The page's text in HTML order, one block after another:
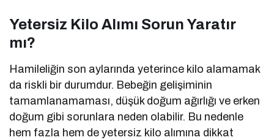
Yetersiz Kilo Alımı Sorun Yaratır
mı?
Hamileliğin son aylarında yeterince kilo alamamak
da riskli bir durumdur. Bebeğin gelişiminin
tamamlanamaması, düşük doğum ağırlığı ve erken
doğum gibi sorunlara neden olabilir. Bu nedenle
hem fazla hem de yetersiz kilo alımına dikkat